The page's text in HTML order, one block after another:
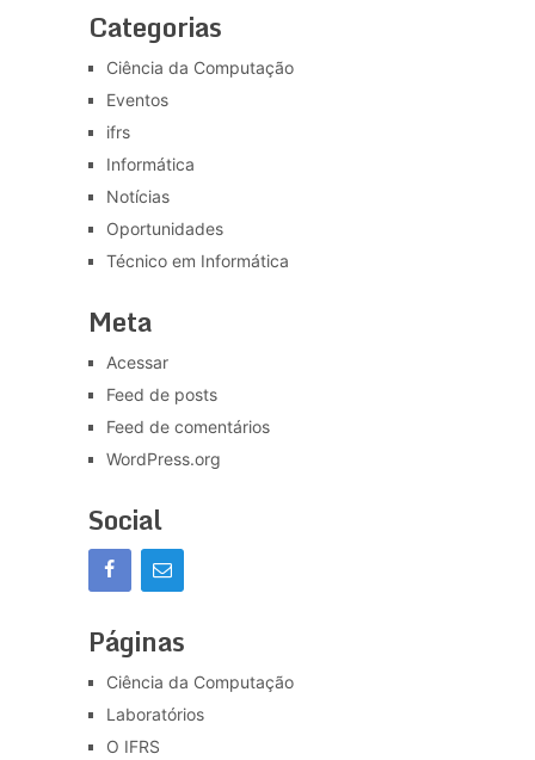
Categorias
Ciência da Computação
Eventos
ifrs
Informática
Notícias
Oportunidades
Técnico em Informática
Meta
Acessar
Feed de posts
Feed de comentários
WordPress.org
Social
Páginas
Ciência da Computação
Laboratórios
O IFRS